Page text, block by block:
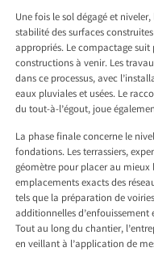
Une fois le sol dégagé et
stabilité des surfaces
appropriés. Le compactage
constructions à venir. Les
dans ce processus, avec
eaux pluviales et usées. Le
du tout-à-l’égout, joue
La phase finale concerne le
fondations. Les terrassiers,
géomètre pour placer au
emplacements exacts des
tels que la préparation de
additionnelles
Tout au long du chantier,
en veillant à l’application de